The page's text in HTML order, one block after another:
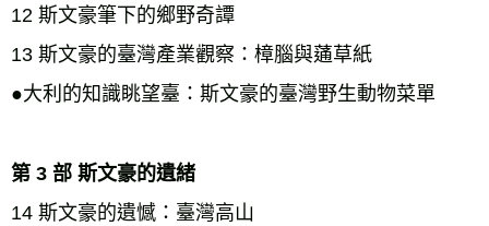
12 斯文豪筆下的鄉野奇譚
13 斯文豪的臺灣產業觀察：樟腦與蓪草紙
●大利的知識眺望臺：斯文豪的臺灣野生動物菜單
第 3 部 斯文豪的遺緒
14 斯文豪的遺憾：臺灣高山